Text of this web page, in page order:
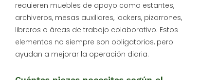
requieren muebles de apoyo como estantes,
archiveros, mesas auxiliares, lockers, pizarrones,
libreros o áreas de trabajo colaborativo. Estos
elementos no siempre son obligatorios, pero
ayudan a mejorar la operación diaria.